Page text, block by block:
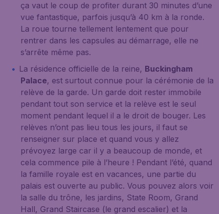
ça vaut le coup de profiter durant 30 minutes d’une
vue fantastique, parfois jusqu’à 40 km à la ronde.
La roue tourne tellement lentement que pour
rentrer dans les capsules au démarrage, elle ne
s’arrête même pas.
La résidence officielle de la reine, Buckingham
Palace, est surtout connue pour la cérémonie de la
relève de la garde. Un garde doit rester immobile
pendant tout son service et la relève est le seul
moment pendant lequel il a le droit de bouger. Les
relèves n’ont pas lieu tous les jours, il faut se
renseigner sur place et quand vous y allez
prévoyez large car il y a beaucoup de monde, et
cela commence pile à l’heure ! Pendant l’été, quand
la famille royale est en vacances, une partie du
palais est ouverte au public. Vous pouvez alors voir
la salle du trône, les jardins, State Room, Grand
Hall, Grand Staircase (le grand escalier) et la